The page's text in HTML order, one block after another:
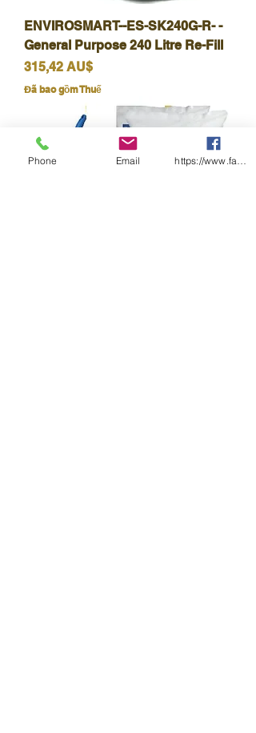
ENVIROSMART--ES-SK240G-R- -
General Purpose 240 Litre Re-Fill
Giá
315,42 AU$
Đã bao gồm Thuế
Phone Email